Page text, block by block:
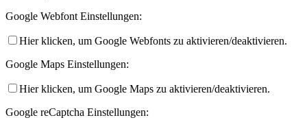
Google Webfont Einstellungen:
Hier klicken, um Google Webfonts zu aktivieren/deaktivieren.
Google Maps Einstellungen:
Hier klicken, um Google Maps zu aktivieren/deaktivieren.
Google reCaptcha Einstellungen: